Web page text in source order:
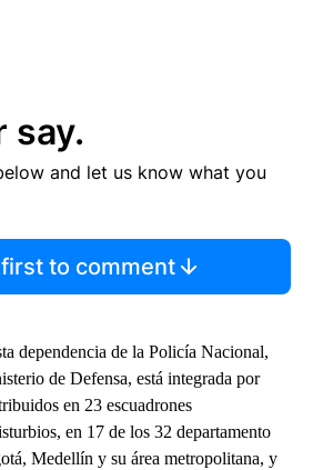
say.
and let us know what you
to comment
dependencia de la Policía Nacional,
de Defensa, está integrada por
en 23 escuadrones
en 17 de los 32 departamento
Medellín y su área metropolitana, y